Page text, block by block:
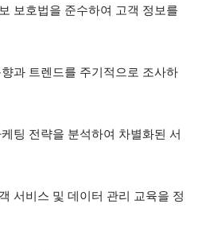
보호법을 준수하여 고객 정보를
과 트렌드를 주기적으로 조사하
팅 전략을 분석하여 차별화된 서
서비스 및 데이터 관리 교육을 정